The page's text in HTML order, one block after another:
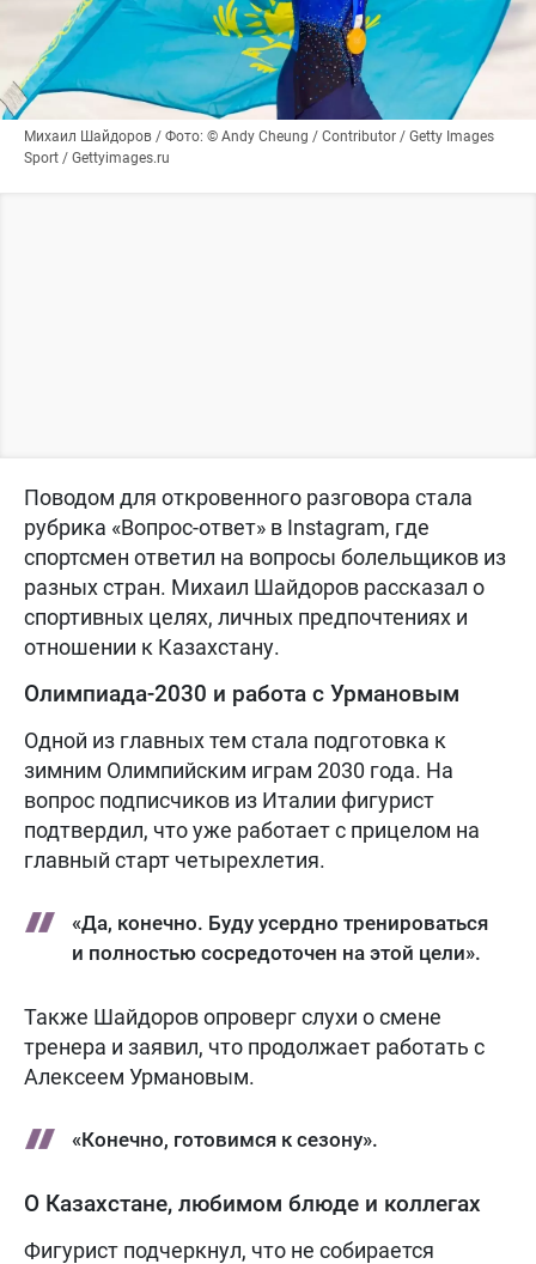
Михаил Шайдоров / Фото: © Andy Cheung / Contributor / Getty Images
Sport / Gettyimages.ru
Поводом для откровенного разговора стала
рубрика «Вопрос-ответ» в Instagram, где
спортсмен ответил на вопросы болельщиков из
разных стран. Михаил Шайдоров рассказал о
спортивных целях, личных предпочтениях и
отношении к Казахстану.
Олимпиада-2030 и работа с Урмановым
Одной из главных тем стала подготовка к
зимним Олимпийским играм 2030 года. На
вопрос подписчиков из Италии фигурист
подтвердил, что уже работает с прицелом на
главный старт четырехлетия.
«Да, конечно. Буду усердно тренироваться
и полностью сосредоточен на этой цели».
Также Шайдоров опроверг слухи о смене
тренера и заявил, что продолжает работать с
Алексеем Урмановым.
«Конечно, готовимся к сезону».
О Казахстане, любимом блюде и коллегах
Фигурист подчеркнул, что не собирается